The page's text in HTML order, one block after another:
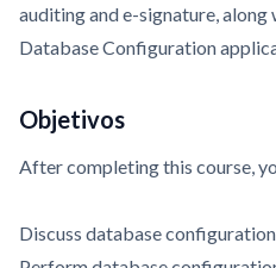
auditing and e-signature,
Database Configuration
Objetivos
After completing this course,
Discuss database